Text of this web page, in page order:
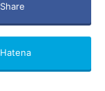
Share
Hatena